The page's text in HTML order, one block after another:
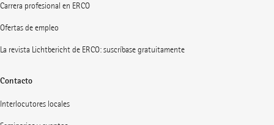
Carrera profesional en ERCO
Ofertas de empleo
La revista Lichtbericht de ERCO: suscríbase gratuitamente
Contacto
Interlocutores locales